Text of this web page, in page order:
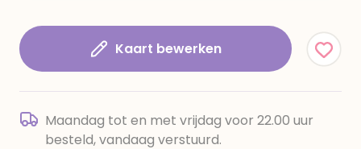
Kaart bewerken
Maandag tot en met vrijdag voor 22.00 uur
besteld, vandaag verstuurd.